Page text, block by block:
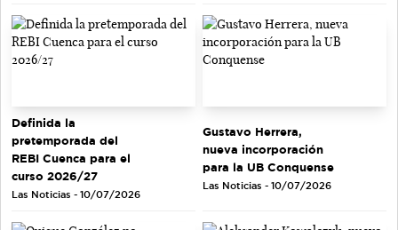
Definida la
pretemporada del
REBI Cuenca para el
curso 2026/27
Las Noticias - 10/07/2026
Gustavo Herrera,
nueva incorporación
para la UB Conquense
Las Noticias - 10/07/2026